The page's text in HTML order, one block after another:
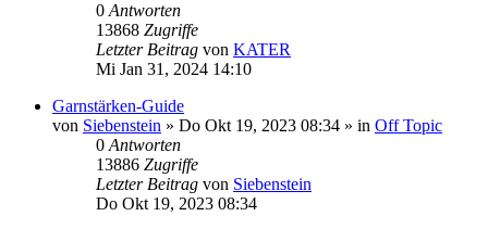
0 Antworten
13868 Zugriffe
Letzter Beitrag von KATER
Mi Jan 31, 2024 14:10
Garnstärken-Guide
von Siebenstein » Do Okt 19, 2023 08:34 » in Off Topic
0 Antworten
13886 Zugriffe
Letzter Beitrag von Siebenstein
Do Okt 19, 2023 08:34